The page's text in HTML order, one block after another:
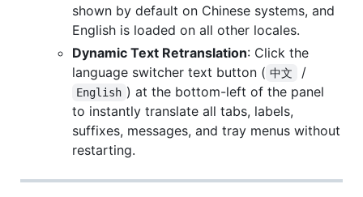
shown by default on Chinese systems, and
English is loaded on all other locales.
Dynamic Text Retranslation: Click the
language switcher text button ( 中文 /
English ) at the bottom-left of the panel
to instantly translate all tabs, labels,
suffixes, messages, and tray menus without
restarting.